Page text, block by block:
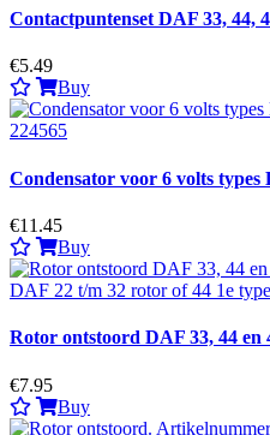
Contactpuntenset DAF 33, 44,
€5.49
Buy
Condensator voor 6 volts types
€11.45
Buy
Rotor ontstoord DAF 33, 44 en
€7.95
Buy